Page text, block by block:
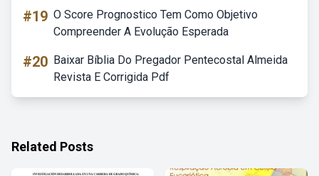
#19 O Score Prognostico Tem Como Objetivo
Compreender A Evolução Esperada
#20 Baixar Bíblia Do Pregador Pentecostal Almeida
Revista E Corrigida Pdf
Related Posts